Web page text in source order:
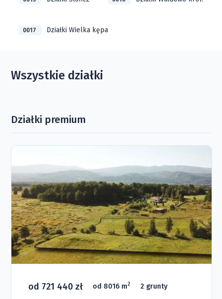
0017 Działki Wielka kępa
Wszystkie działki
Działki premium
od 721 440 zł od 8016 m2 2 grunty